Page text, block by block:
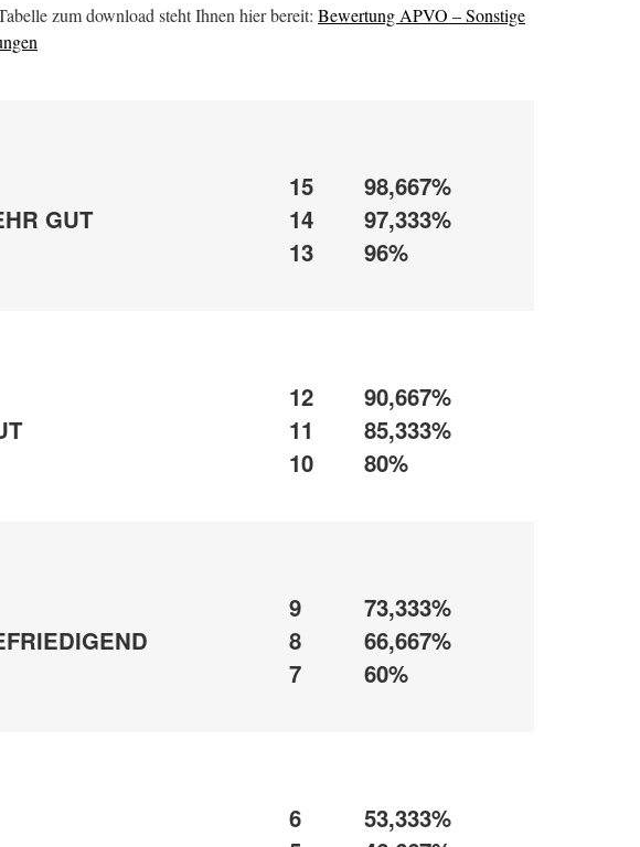
zum download steht Ihnen hier bereit: Bewertung APVO – Sonstige
GUT
15
14
13
98,667%
97,333%
96%
12
11
10
90,667%
85,333%
80%
9
8
7
73,333%
66,667%
60%
6
53,333%